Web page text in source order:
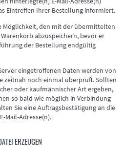
Eintreffen Ihrer Bestellung informiert.
Möglichkeit, den mit der übermittelten
abzuspeichern, bevor er
der Bestellung endgültig
eingetroffenen Daten werden von
zeitnah noch einmal überprüft. Sollten
oder kaufmännischer Art ergeben,
so bald wie möglich in Verbindung
Sie eine Auftragsbestätigung an die
Mail-Adresse(n).
ERZEUGEN